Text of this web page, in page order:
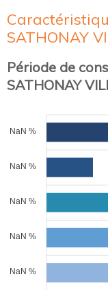
SATHONAY
Période de
SATHONAY
NaN %
NaN %
NaN %
NaN %
NaN %